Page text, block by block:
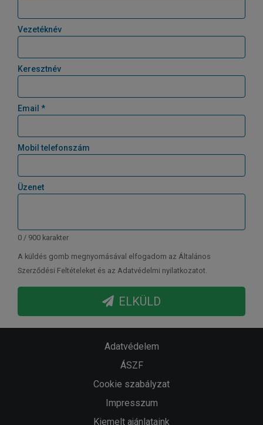
Vezetéknév
Keresztnév
Email *
Mobil telefonszám
Üzenet
0 / 900 karakter
A küldés gomb megnyomásával elfogadom az Általános
Szerződési Feltételeket és az Adatvédelmi nyilatkozatot.
ELKÜLD
Adatvédelem
ÁSZF
Cookie szabályzat
Impresszum
Kiemelt ajánlataink